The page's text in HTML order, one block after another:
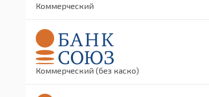
Коммерческий
Коммерческий (без каско)